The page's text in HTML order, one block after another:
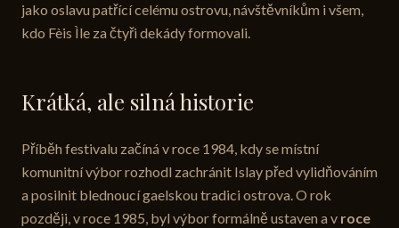
jako oslavu patřící celému ostrovu, návštěvníkům i všem,
kdo Fèis Ìle za čtyři dekády formovali.
Krátká, ale silná historie
Příběh festivalu začíná v roce 1984, kdy se místní
komunitní výbor rozhodl zachránit Islay před vylidňováním
a posilnit blednoucí gaelskou tradici ostrova. O rok
později, v roce 1985, byl výbor formálně ustaven a v roce